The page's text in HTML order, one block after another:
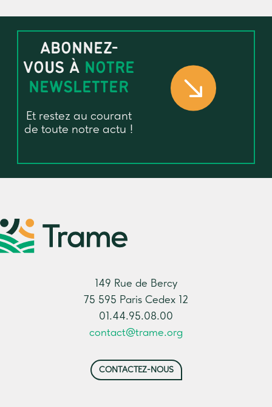
ABONNEZ-
VOUS À NOTRE
NEWSLETTER
Et restez au courant
de toute notre actu !
149 Rue de Bercy
75 595 Paris Cedex 12
01.44.95.08.00
contact@trame.org
CONTACTEZ-NOUS